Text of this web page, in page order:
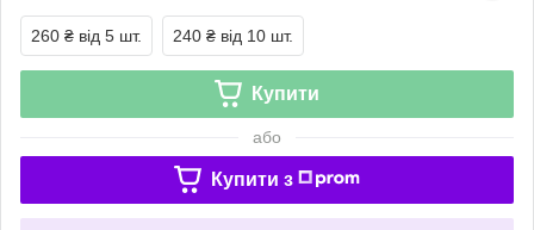
260 ₴ від 5 шт. 240 ₴ від 10 шт.
Купити
або
Купити з